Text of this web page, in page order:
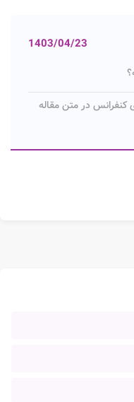
1403/04/23
کنفرانس در متن مقاله